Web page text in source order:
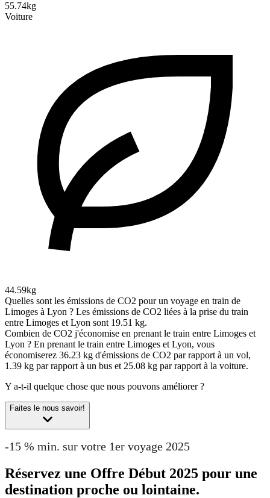
55.74kg
Voiture
44.59kg
Quelles sont les émissions de CO2 pour un voyage en train de
Limoges à Lyon ? Les émissions de CO2 liées à la prise du train
entre Limoges et Lyon sont 19.51 kg.
Combien de CO2 j'économise en prenant le train entre Limoges et
Lyon ? En prenant le train entre Limoges et Lyon, vous
économiserez 36.23 kg d'émissions de CO2 par rapport à un vol,
1.39 kg par rapport à un bus et 25.08 kg par rapport à la voiture.
Y a-t-il quelque chose que nous pouvons améliorer ?
Faites le nous savoir!
-15 % min. sur votre 1er voyage 2025
Réservez une Offre Début 2025 pour une
destination proche ou lointaine.